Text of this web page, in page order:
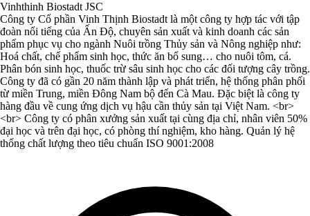
Vinhthinh Biostadt JSC
Công ty Cổ phần Vinh Thịnh Biostadt là một công ty hợp tác với tập
đoàn nổi tiếng của Ấn Độ, chuyên sản xuất và kinh doanh các sản
phẩm phục vụ cho ngành Nuôi trồng Thủy sản và Nông nghiệp như:
Hoá chất, chế phẩm sinh học, thức ăn bổ sung… cho nuôi tôm, cá.
Phân bón sinh học, thuốc trừ sâu sinh học cho các đối tượng cây trồng.
Công ty đã có gần 20 năm thành lập và phát triển, hệ thống phân phối
từ miền Trung, miền Đông Nam bộ đến Cà Mau. Đặc biệt là công ty
hàng đầu về cung ứng dịch vụ hậu cần thủy sản tại Việt Nam. <br>
<br> Công ty có phân xưởng sản xuất tại cùng địa chỉ, nhân viên 50%
đại học và trên đại học, có phòng thí nghiệm, kho hàng. Quản lý hệ
thống chất lượng theo tiêu chuẩn ISO 9001:2008